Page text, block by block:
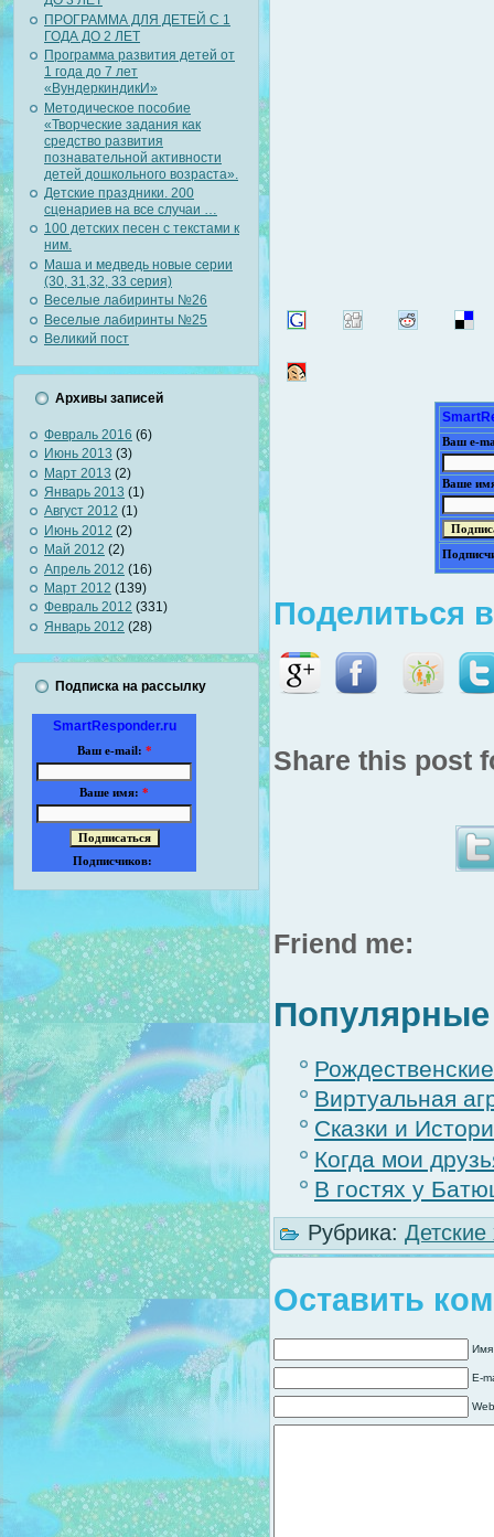
ПРОГРАММА ДЛЯ ДЕТЕЙ С 1
ГОДА ДО 2 ЛЕТ
Программа развития детей от
1 года до 7 лет
«ВундеркиндикИ»
Методическое пособие
«Творческие задания как
средство развития
познавательной активности
детей дошкольного возраста».
Детские праздники. 200
сценариев на все случаи …
100 детских песен с текстами к
ним.
Маша и медведь новые серии
(30, 31,32, 33 серия)
Веселые лабиринты №26
Веселые лабиринты №25
Великий пост
Архивы записей
Февраль 2016 (6)
Июнь 2013 (3)
Март 2013 (2)
Январь 2013 (1)
Август 2012 (1)
Июнь 2012 (2)
Май 2012 (2)
Апрель 2012 (16)
Март 2012 (139)
Февраль 2012 (331)
Январь 2012 (28)
Подписка на рассылку
SmartResponder.ru
Ваш e-mail: *
Ваше имя: *
Подписчиков:
Ваш e-
Ваше
Поделиться
Share this post
Friend me:
Популярные
Виртуальная
Сказки и
Когда мои
В гостях у
Рубрика:
Оставить
Имя
E-